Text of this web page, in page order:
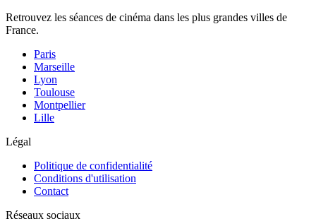
Retrouvez les séances de cinéma dans les plus grandes villes de
France.
Paris
Marseille
Lyon
Toulouse
Montpellier
Lille
Légal
Politique de confidentialité
Conditions d'utilisation
Contact
Réseaux sociaux